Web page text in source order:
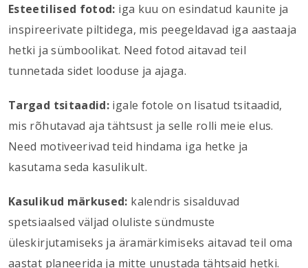
Esteetilised fotod: iga kuu on esindatud kaunite ja
inspireerivate piltidega, mis peegeldavad iga aastaaja
hetki ja sümboolikat. Need fotod aitavad teil
tunnetada sidet looduse ja ajaga.
Targad tsitaadid: igale fotole on lisatud tsitaadid,
mis rõhutavad aja tähtsust ja selle rolli meie elus.
Need motiveerivad teid hindama iga hetke ja
kasutama seda kasulikult.
Kasulikud märkused: kalendris sisalduvad
spetsiaalsed väljad oluliste sündmuste
üleskirjutamiseks ja äramärkimiseks aitavad teil oma
aastat planeerida ja mitte unustada tähtsaid hetki.